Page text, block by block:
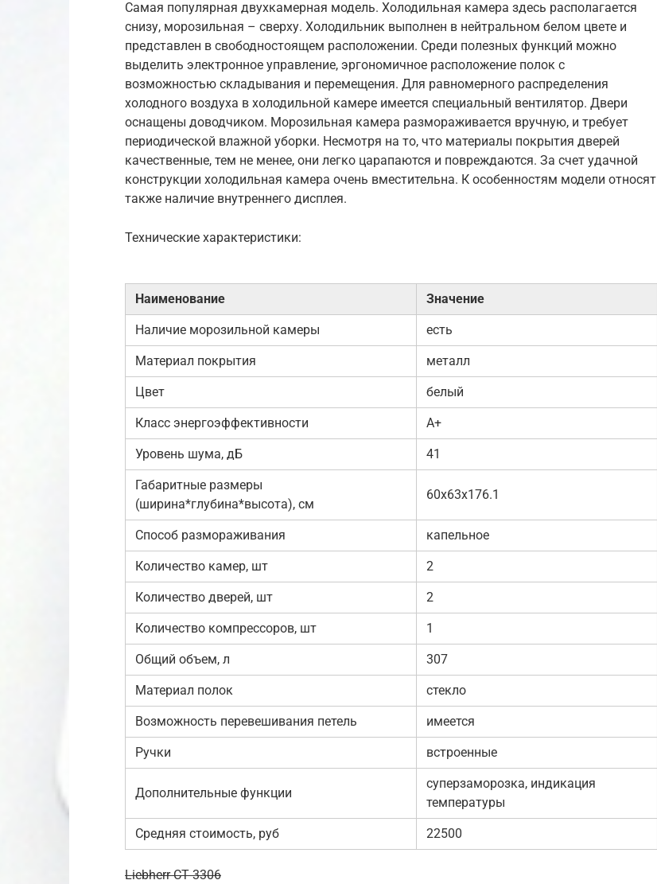
Самая популярная двухкамерная модель. Холодильная камера здесь располагается
снизу, морозильная – сверху. Холодильник выполнен в нейтральном белом цвете и
представлен в свободностоящем расположении. Среди полезных функций можно
выделить электронное управление, эргономичное расположение полок с
возможностью складывания и перемещения. Для равномерного распределения
холодного воздуха в холодильной камере имеется специальный вентилятор. Двери
оснащены доводчиком. Морозильная камера размораживается вручную, и требует
периодической влажной уборки. Несмотря на то, что материалы покрытия дверей
качественные, тем не менее, они легко царапаются и повреждаются. За счет удачной
конструкции холодильная камера очень вместительна. К особенностям модели относят
также наличие внутреннего дисплея.
Технические характеристики:
Наименование Значение
Наличие морозильной камеры есть
Материал покрытия металл
Цвет белый
Класс энергоэффективности А+
Уровень шума, дБ 41
Габаритные размеры
(ширина*глубина*высота), см
60x63x176.1
Способ размораживания капельное
Количество камер, шт 2
Количество дверей, шт 2
Количество компрессоров, шт 1
Общий объем, л 307
Материал полок стекло
Возможность перевешивания петель имеется
Ручки встроенные
Дополнительные функции
суперзаморозка, индикация
температуры
Средняя стоимость, руб 22500
Liebherr CT 3306